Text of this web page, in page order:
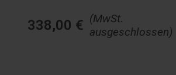
(MwSt.
ausgeschlossen)
338,00 €